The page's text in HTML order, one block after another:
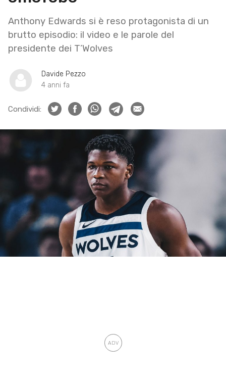
Anthony Edwards si è reso protagonista di un
brutto episodio: il video e le parole del
presidente dei T’Wolves
Davide Pezzo
4 anni fa
Condividi: